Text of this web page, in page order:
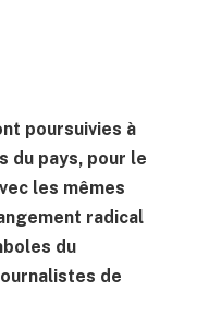
poursuivies à
du pays, pour le
les mêmes
radical
du
de